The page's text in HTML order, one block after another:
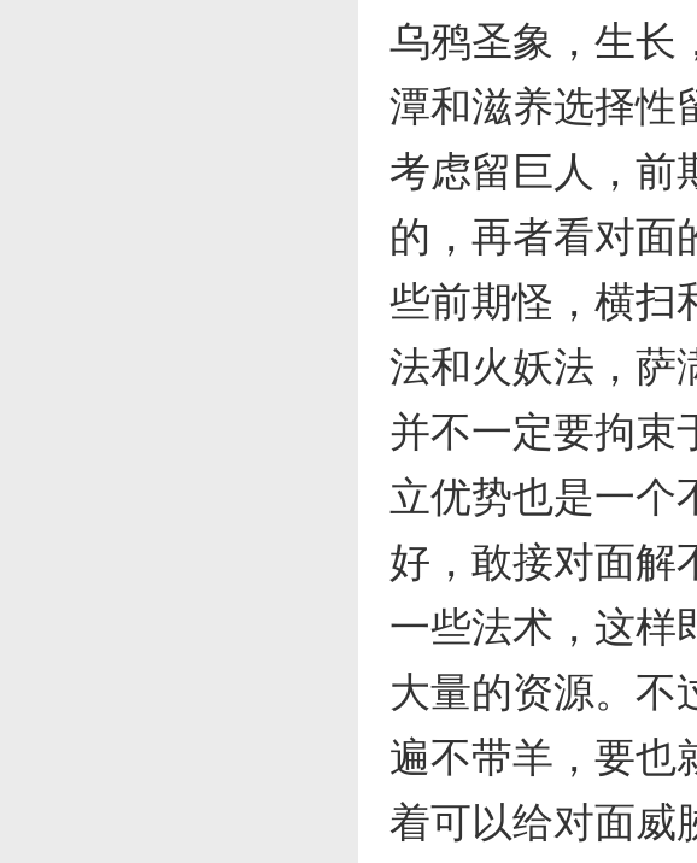
乌鸦圣象，生长
潭和滋养选择性
考虑留巨人，前
的，再者看对面
些前期怪，横扫
法和火妖法，萨
并不一定要拘束
立优势也是一个
好，敢接对面解
一些法术，这样
大量的资源。不
遍不带羊，要也
着可以给对面威